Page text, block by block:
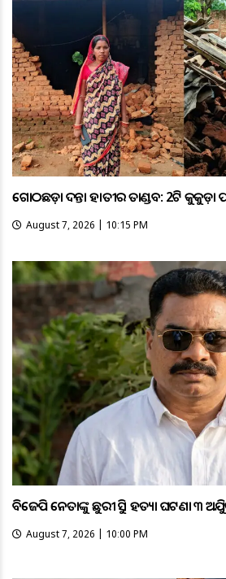
ଗୋଠଛଡ଼ା ଦନ୍ତା ହାତୀର ତାଣ୍ଡବ: 2ଟି କୁକୁଡ଼ା
August 7, 2026 | 10:15 PM
ବିଜେପି ନେତାଙ୍କୁ ଛୁରୀ ଭୁସି ହତ୍ୟା ଘଟଣା ୩
August 7, 2026 | 10:00 PM